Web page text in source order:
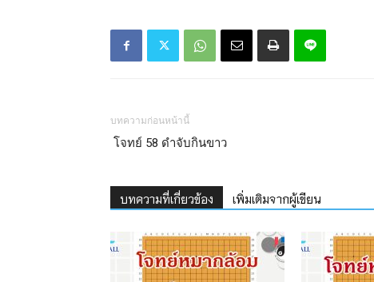
บทความก่อนหน้านี้
โจทย์ 58 ดำจับกินขาว
บทความที่เกี่ยวข้อง เพิ่มเติมจากผู้เขียน